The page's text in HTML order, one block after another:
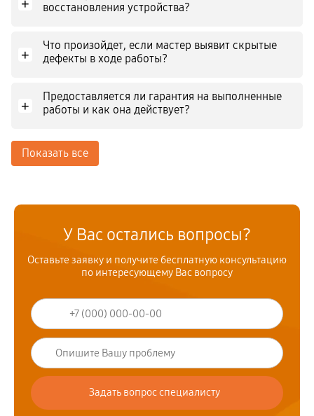
+
восстановления устройства?
+
Что произойдет, если мастер выявит скрытые
дефекты в ходе работы?
+
Предоставляется ли гарантия на выполненные
работы и как она действует?
Показать все
У Вас остались вопросы?
Оставьте заявку и получите бесплатную консультацию
по интересующему Вас вопросу